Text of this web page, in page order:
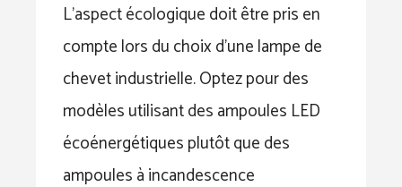
L’aspect écologique doit être pris en
compte lors du choix d’une lampe de
chevet industrielle. Optez pour des
modèles utilisant des ampoules LED
écoénergétiques plutôt que des
ampoules à incandescence